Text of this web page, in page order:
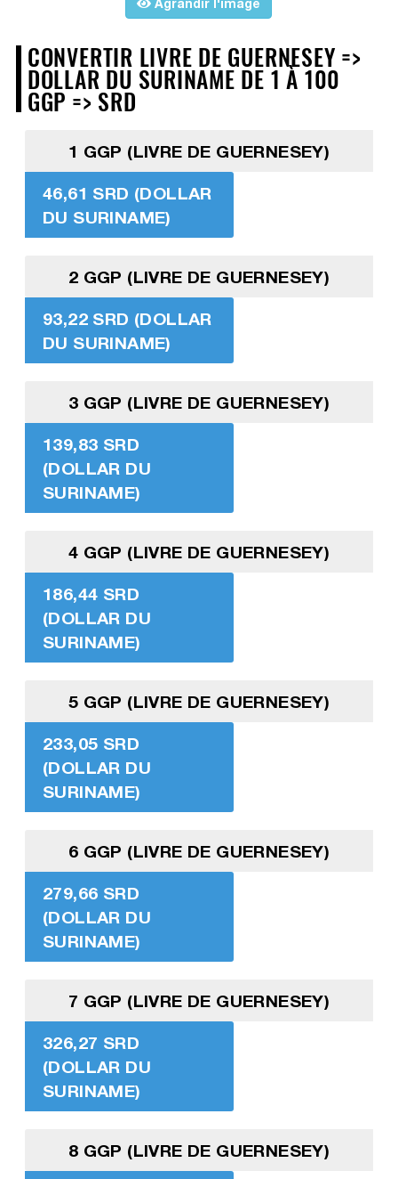
Agrandir l'image
CONVERTIR LIVRE DE GUERNESEY =>
DOLLAR DU SURINAME DE 1 À 100
GGP => SRD
1 GGP (LIVRE DE GUERNESEY)
46,61 SRD (DOLLAR
DU SURINAME)
2 GGP (LIVRE DE GUERNESEY)
93,22 SRD (DOLLAR
DU SURINAME)
3 GGP (LIVRE DE GUERNESEY)
139,83 SRD
(DOLLAR DU
SURINAME)
4 GGP (LIVRE DE GUERNESEY)
186,44 SRD
(DOLLAR DU
SURINAME)
5 GGP (LIVRE DE GUERNESEY)
233,05 SRD
(DOLLAR DU
SURINAME)
6 GGP (LIVRE DE GUERNESEY)
279,66 SRD
(DOLLAR DU
SURINAME)
7 GGP (LIVRE DE GUERNESEY)
326,27 SRD
(DOLLAR DU
SURINAME)
8 GGP (LIVRE DE GUERNESEY)